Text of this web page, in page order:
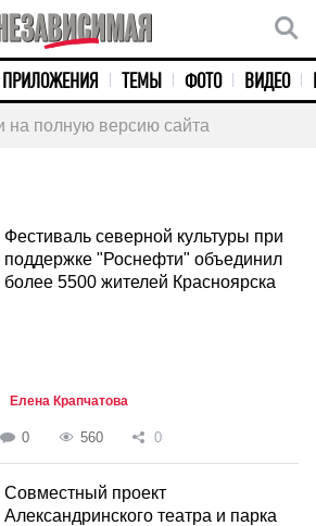
ПРИЛОЖЕНИЯ ТЕМЫ ФОТО ВИДЕО
на полную версию сайта
Фестиваль северной культуры при
поддержке "Роснефти" объединил
более 5500 жителей Красноярска
Елена Крапчатова
0 560 0
Совместный проект
Александринского театра и парка